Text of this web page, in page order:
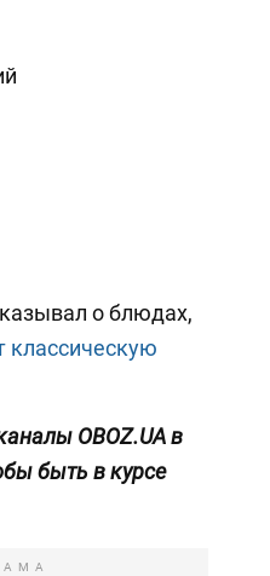
о блюдах,
классическую
OBOZ.UA в
быть в курсе